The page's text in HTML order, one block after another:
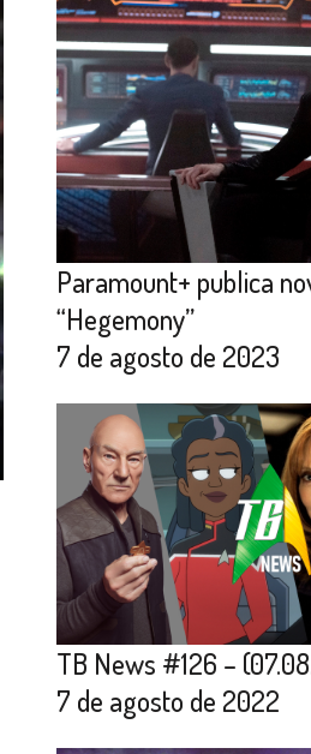
Paramount+ publica
“Hegemony”
7 de agosto de 2023
TB News #126 –
7 de agosto de 2022